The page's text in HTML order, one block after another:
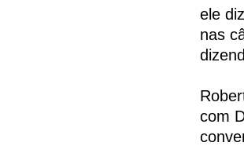
ele
nas
com